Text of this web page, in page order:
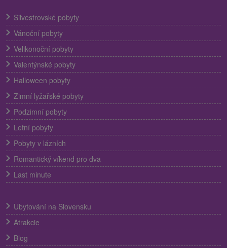
Silvestrovské pobyty
Vánoční pobyty
Velikonoční pobyty
Valentýnské pobyty
Halloween pobyty
Zimní lyžařské pobyty
Podzimní pobyty
Letní pobyty
Pobyty v lázních
Romantický víkend pro dva
Last minute
Ubytování na Slovensku
Atrakcie
Blog